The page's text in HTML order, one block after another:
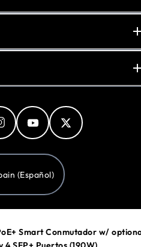
Smart Conmutador w/
(Español)